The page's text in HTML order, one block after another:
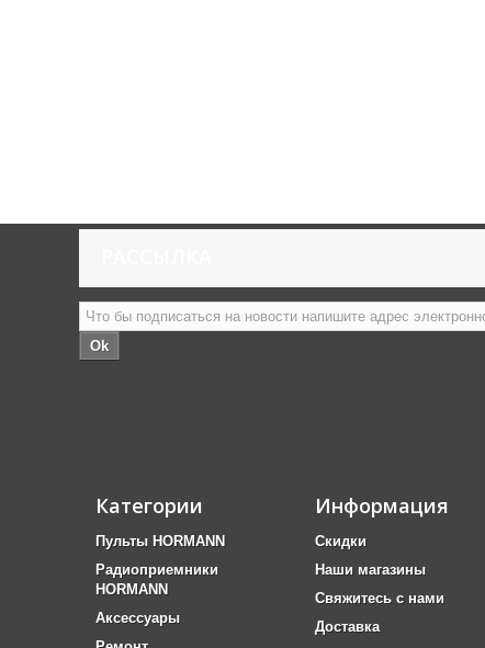
Ok
Категории
Пульты HORMANN
Радиоприемники
HORMANN
Аксессуары
Информация
Скидки
Наши магазины
Свяжитесь с нами
Доставка